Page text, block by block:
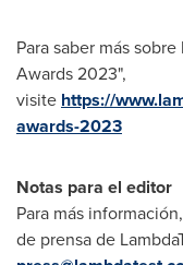
Para saber más
Awards 2023",
visite https://
awards-2023
Notas para el editor
Para más
de prensa de